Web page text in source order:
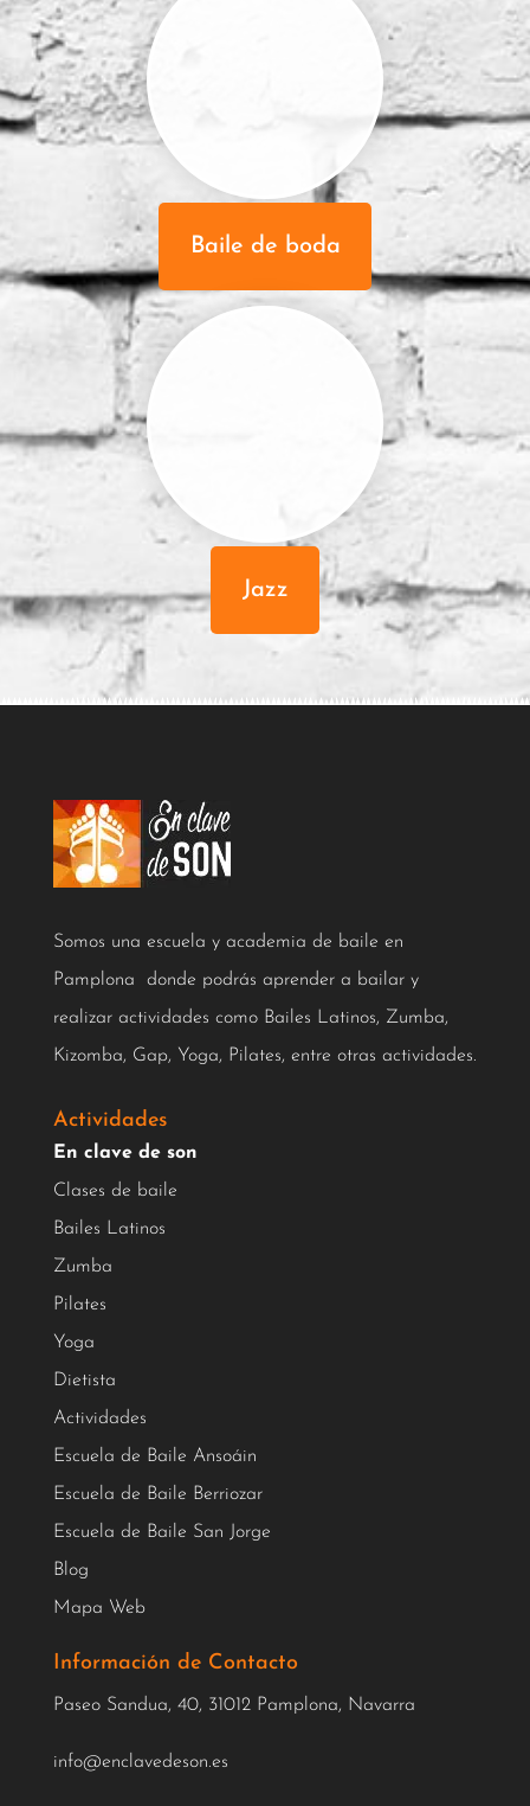
Baile de boda
Jazz
Somos una escuela y academia de baile en
Pamplona donde podrás aprender a bailar y
realizar actividades como Bailes Latinos, Zumba,
Kizomba, Gap, Yoga, Pilates, entre otras actividades.
Actividades
En clave de son
Clases de baile
Bailes Latinos
Zumba
Pilates
Yoga
Dietista
Actividades
Escuela de Baile Ansoáin
Escuela de Baile Berriozar
Escuela de Baile San Jorge
Blog
Mapa Web
Información de Contacto
Paseo Sandua, 40, 31012 Pamplona, Navarra
info@enclavedeson.es